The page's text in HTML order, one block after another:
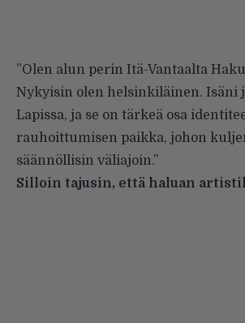
”Olen alun perin Itä-Vantaalta
Nykyisin olen helsinkiläinen. Isäni
Lapissa, ja se on tärkeä osa
rauhoittumisen paikka, johon
säännöllisin väliajoin.”
Silloin tajusin, että haluan